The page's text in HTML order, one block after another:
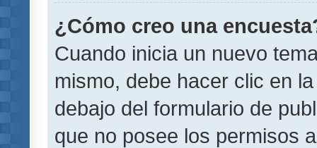
¿Cómo creo una
Cuando inicia un nuevo
mismo, debe hacer clic en
debajo del formulario de
que no posee los permisos